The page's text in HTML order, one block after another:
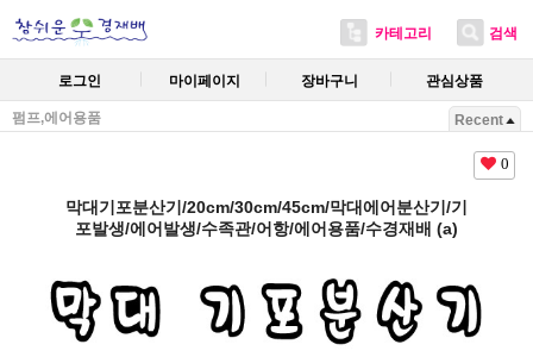
카테고리 검색
로그인 마이페이지 장바구니 관심상품
펌프,에어용품 Recent
0
막대기포분산기/20cm/30cm/45cm/막대에어분산기/기
포발생/에어발생/수족관/어항/에어용품/수경재배 (a)